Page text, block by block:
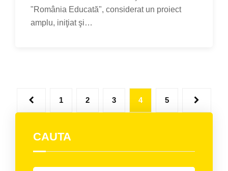
"România Educată", considerat un proiect
amplu, iniţiat şi…
1 2 3 4 5
CAUTA